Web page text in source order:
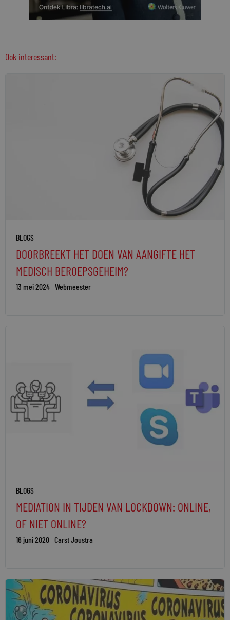
Ook interessant:
BLOGS
DOORBREEKT HET DOEN VAN AANGIFTE HET
MEDISCH BEROEPSGEHEIM?
13 mei 2024 Webmeester
BLOGS
MEDIATION IN TIJDEN VAN LOCKDOWN: ONLINE,
OF NIET ONLINE?
16 juni 2020 Carst Joustra